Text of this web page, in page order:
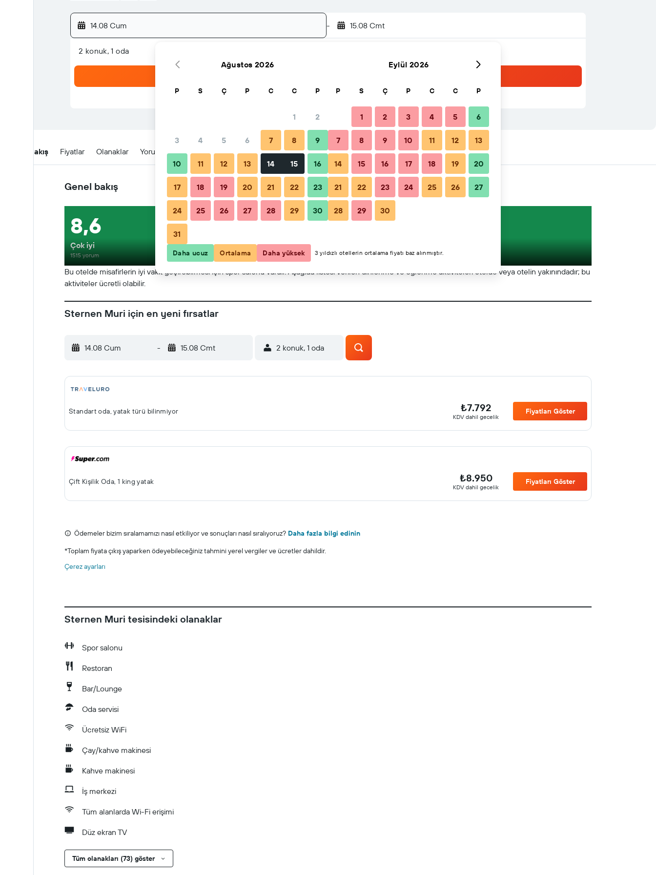
14.08 Cum - 15.08 Cmt
2 konuk, 1 oda
Genel Bakış Fiyatlar Olanaklar Yorumlar Konum İpuçları ve SSS Yakındaki tesisler
Genel bakış
Bu otelde misafirlerin iyi vakit geçirebilmesi için spor salonu vardır. Aşağıda listesi verilen dinlenme ve eğlenme aktiviteleri otelde veya otelin yakınındadır; bu
aktiviteler ücretli olabilir.
8,6
Çok iyi
1515 yorum
Haritada göster
Sternen Muri için en yeni fırsatlar
14.08 Cum - 15.08 Cmt 2 konuk, 1 oda
Standart oda, yatak türü bilinmiyor ₺7.792
KDV dahil gecelik
Fiyatları Göster
Çift ​Kişilik Oda, 1 king yatak ₺8.950
KDV dahil gecelik
Fiyatları Göster
Ödemeler bizim sıralamamızı nasıl etkiliyor ve sonuçları nasıl sıralıyoruz? Daha fazla bilgi edinin
*Toplam fiyata çıkış yaparken ödeyebileceğiniz tahmini yerel vergiler ve ücretler dahildir.
Çerez ayarları
Sternen Muri tesisindeki olanaklar
Spor salonu
Restoran
Bar/Lounge
Oda servisi
Ücretsiz WiFi
Çay/kahve makinesi
Kahve makinesi
İş merkezi
Tüm alanlarda Wi-Fi erişimi
Düz ekran TV
Tüm olanakları (73) göster
Ağustos 2026
P S Ç P C C P
1 2
3 4 5 6 7 8 9
10 11 12 13 14 15 16
17 18 19 20 21 22 23
24 25 26 27 28 29 30
31
Eylül 2026
P S Ç P C C P
1 2 3 4 5 6
7 8 9 10 11 12 13
14 15 16 17 18 19 20
21 22 23 24 25 26 27
28 29 30
Daha ucuz Ortalama Daha yüksek 3 yıldızlı otellerin ortalama fiyatı baz alınmıştır.